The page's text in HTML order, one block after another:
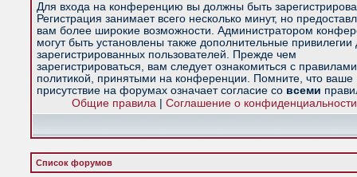
Для входа на конференцию вы должны быть
Регистрация занимает всего несколько минут, но
вам более широкие возможности. Администратором
могут быть установлены также дополнительные привилегии
зарегистрированных пользователей. Прежде чем
зарегистрироваться, вам следует ознакомиться с
политикой, принятыми на конференции. Помните, что ваше
присутствие на форумах означает согласие со всеми
Общие правила| Соглашение о конфиденциальности
Список форумов